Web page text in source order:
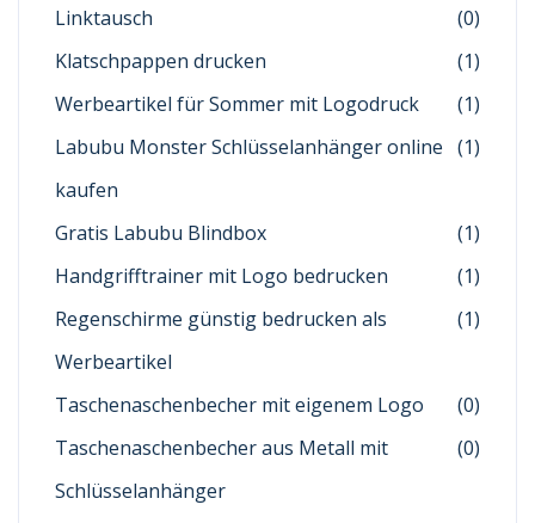
Linktausch
(0)
Klatschpappen drucken
(1)
Werbeartikel für Sommer mit Logodruck
(1)
Labubu Monster Schlüsselanhänger online
kaufen
(1)
Gratis Labubu Blindbox
(1)
Handgrifftrainer mit Logo bedrucken
(1)
Regenschirme günstig bedrucken als
Werbeartikel
(1)
Taschenaschenbecher mit eigenem Logo
(0)
Taschenaschenbecher aus Metall mit
Schlüsselanhänger
(0)